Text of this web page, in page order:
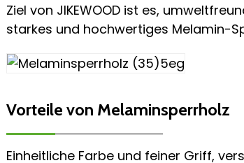
Ziel von JIKEWOOD ist es,
starkes und hochwertiges Melamin-
Vorteile von Melaminsperrholz
Einheitliche Farbe und feiner Griff,